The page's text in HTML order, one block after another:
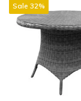
Sale 32%